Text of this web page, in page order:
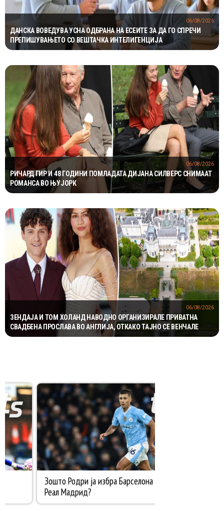
ДАНСКА ВОВЕДУВА УСНА ОДБРАНА НА ЕСЕИТЕ ЗА ДА ГО СПРЕЧИ
ПРЕПИШУВАЊЕТО СО ВЕШТАЧКА ИНТЕЛИГЕНЦИЈА
06/08/2026
РИЧАРД ГИР И 48 ГОДИНИ ПОМЛАДАТА ДИЈАНА СИЛВЕРС СНИМААТ
РОМАНСА ВО ЊУЈОРК
06/08/2026
ЗЕНДАЈА И ТОМ ХОЛАНД НАВОДНО ОРГАНИЗИРАЛЕ ПРИВАТНА
СВАДБЕНА ПРОСЛАВА ВО АНГЛИЈА, ОТКАКО ТАЈНО СЕ ВЕНЧАЛЕ
06/08/2026